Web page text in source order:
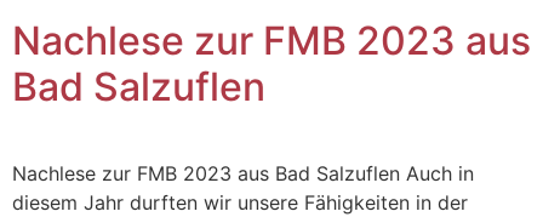
Nachlese zur FMB 2023 aus
Bad Salzuflen
Nachlese zur FMB 2023 aus Bad Salzuflen Auch in
diesem Jahr durften wir unsere Fähigkeiten in der